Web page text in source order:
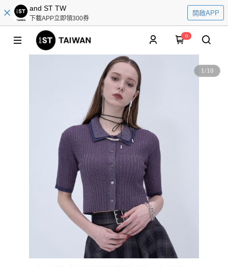
and ST TW
下載APP立即領300券
開啟APP
0
1/10